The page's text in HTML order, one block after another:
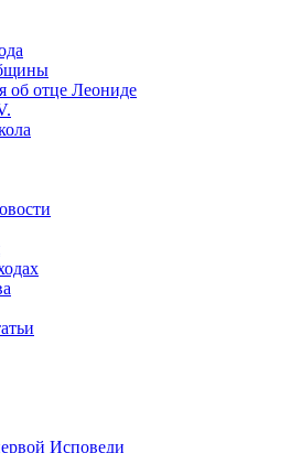
об отце Леониде
Исповеди